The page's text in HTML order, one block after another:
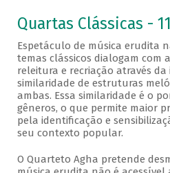
Quartas Clássicas -
Espetáculo de música erudita
temas clássicos dialogam com
releitura e recriação através
similaridade de estruturas
ambas. Essa similaridade é o
gêneros, o que permite maior
pela identificação e
seu contexto popular.
O Quarteto Agha pretende